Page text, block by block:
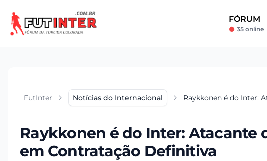
FÓRUM
35 online
FutInter Notícias do Internacional Raykkonen é do Inter:
Raykkonen é do Inter: Atacante
em Contratação Definitiva